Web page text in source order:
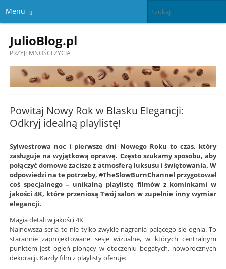
Menu
JulioBlog.pl
PRZYJEMNOŚCI ŻYCIA
Powitaj Nowy Rok w Blasku Elegancji:
Odkryj idealną playlistę!
Sylwestrowa noc i pierwsze dni Nowego Roku to czas, który
zasługuje na wyjątkową oprawę. Często szukamy sposobu, aby
połączyć domowe zacisze z atmosferą luksusu i świętowania. W
odpowiedzi na te potrzeby, #TheSlowBurnChannel przygotował
coś specjalnego – unikalną playlistę filmów z kominkami w
jakości 4K, które przeniosą Twój salon w zupełnie inny wymiar
elegancji.
Magia detali w jakości 4K
Najnowsza seria to nie tylko zwykłe nagrania palącego się ognia. To
starannie zaprojektowane sesje wizualne, w których centralnym
punktem jest ogień płonący w otoczeniu bogatych, noworocznych
dekoracji. Każdy film z playlisty oferuje: